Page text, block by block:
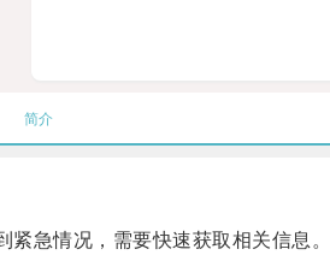
简介
急情况，需要快速获取相关信息。